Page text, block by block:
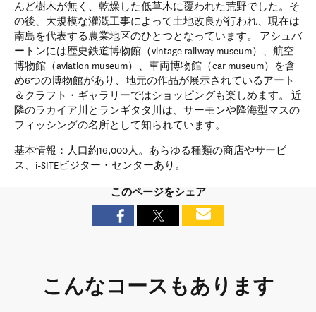
んど樹木が無く、乾燥した低草木に覆われた荒野でした。そ
の後、大規模な灌漑工事によって土地改良が行われ、現在は
南島を代表する農業地区のひとつとなっています。 アシュバ
ートンには歴史鉄道博物館（vintage railway museum）、航空
博物館（aviation museum）、車両博物館（car museum）を含
め6つの博物館があり、地元の作品が展示されているアート
＆クラフト・ギャラリーではショッピングも楽しめます。 近
隣のラカイア川とランギタタ川は、サーモンや降海型マスの
フィッシングの名所として知られています。
基本情報：人口約16,000人。あらゆる種類の商店やサービ
ス、i-SITEビジター・センターあり。
このページをシェア
こんなコースもあります